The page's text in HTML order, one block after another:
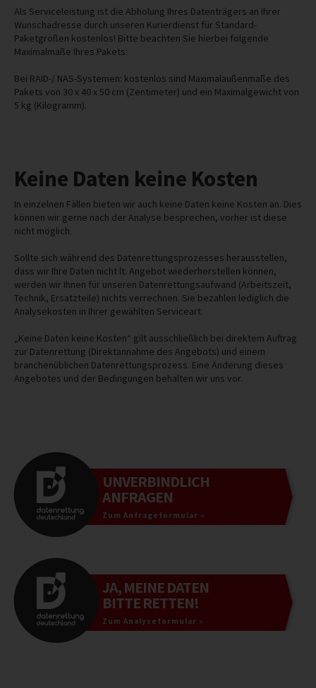
Als Serviceleistung ist die Abholung Ihres Datenträgers an Ihrer
Wunschadresse durch unseren Kurierdienst für Standard-
Paketgrößen kostenlos! Bitte beachten Sie hierbei folgende
Maximalmaße Ihres Pakets:
Bei RAID-/ NAS-Systemen: kostenlos sind Maximalaußenmaße des
Pakets von 30 x 40 x 50 cm (Zentimeter) und ein Maximalgewicht von
5 kg (Kilogramm).
Keine Daten keine Kosten
In einzelnen Fällen bieten wir auch keine Daten keine Kosten an. Dies
können wir gerne nach der Analyse besprechen, vorher ist diese
nicht möglich.
Sollte sich während des Datenrettungsprozesses herausstellen,
dass wir Ihre Daten nicht lt. Angebot wiederherstellen können,
werden wir Ihnen für unseren Datenrettungsaufwand (Arbeitszeit,
Technik, Ersatzteile) nichts verrechnen. Sie bezahlen lediglich die
Analysekosten in Ihrer gewählten Serviceart.
„Keine Daten keine Kosten“ gilt ausschließlich bei direktem Auftrag
zur Datenrettung (Direktannahme des Angebots) und einem
branchenüblichen Datenrettungsprozess. Eine Änderung dieses
Angebotes und der Bedingungen behalten wir uns vor.
UNVERBINDLICH
ANFRAGEN
Zum Anfrageformular »
JA, MEINE DATEN
BITTE RETTEN!
Zum Analyseformular »